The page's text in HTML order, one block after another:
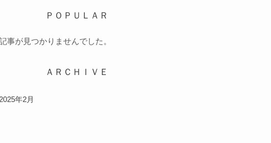
ＰＯＰＵＬＡＲ
事が見つかりませんでした。
ＡＲＣＨＩＶＥ
2025年2月